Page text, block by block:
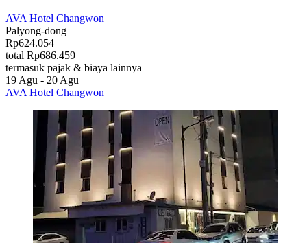
AVA Hotel Changwon
Palyong-dong
Rp624.054
total Rp686.459
termasuk pajak & biaya lainnya
19 Agu - 20 Agu
AVA Hotel Changwon